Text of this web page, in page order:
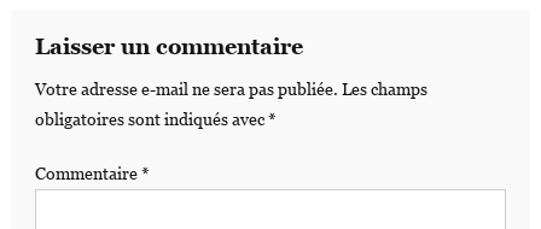
Laisser un commentaire
Votre adresse e-mail ne sera pas publiée. Les champs
obligatoires sont indiqués avec*
Commentaire*